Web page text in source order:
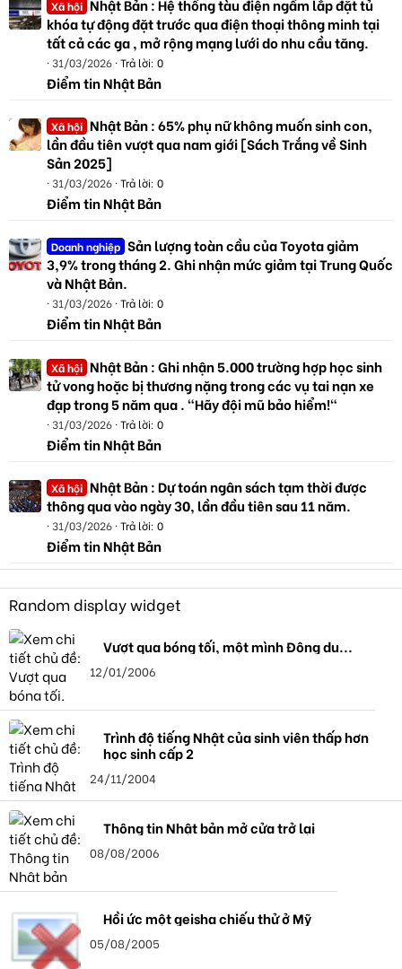
Xã hội Nhật Bản : Hệ thống tàu điện ngầm lắp đặt tủ
khóa tự động đặt trước qua điện thoại thông minh tại
tất cả các ga , mở rộng mạng lưới do nhu cầu tăng.
31/03/2026 Trả lời: 0
Điểm tin Nhật Bản
Xã hội Nhật Bản : 65% phụ nữ không muốn sinh con,
lần đầu tiên vượt qua nam giới [Sách Trắng về Sinh
Sản 2025]
31/03/2026 Trả lời: 0
Điểm tin Nhật Bản
Doanh nghiệp Sản lượng toàn cầu của Toyota giảm
3,9% trong tháng 2. Ghi nhận mức giảm tại Trung Quốc
và Nhật Bản.
31/03/2026 Trả lời: 0
Điểm tin Nhật Bản
Xã hội Nhật Bản : Ghi nhận 5.000 trường hợp học sinh
tử vong hoặc bị thương nặng trong các vụ tai nạn xe
đạp trong 5 năm qua . "Hãy đội mũ bảo hiểm!"
31/03/2026 Trả lời: 0
Điểm tin Nhật Bản
Xã hội Nhật Bản : Dự toán ngân sách tạm thời được
thông qua vào ngày 30, lần đầu tiên sau 11 năm.
31/03/2026 Trả lời: 0
Điểm tin Nhật Bản
Random display widget
Vượt qua bóng tối, một mình Đông du...
12/01/2006
Trình độ tiếng Nhật của sinh viên thấp hơn
học sinh cấp 2
24/11/2004
Thông tin Nhật bản mở cửa trở lại
08/08/2006
Hồi ức một geisha chiếu thử ở Mỹ
05/08/2005